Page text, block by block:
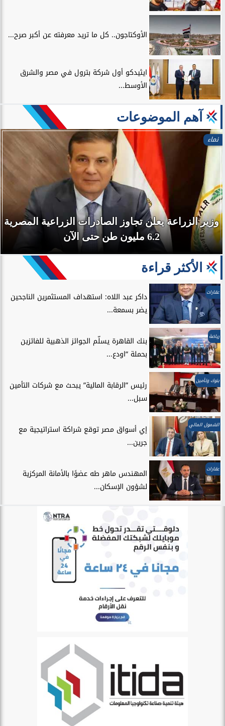
الأوكتاجون.. كل ما تريد معرفته عن أكبر صرح...
ايثيدكو أول شركة بترول في مصر والشرق
الأوسط...
آهم الموضوعات
نماء
وزير الزراعة يعلن تجاوز الصادرات الزراعية المصرية
6.2 مليون طن حتى الآن
الأكثر قراءة
عقارات
داكر عبد اللاه: استهداف المستثمرين الناجحين
يضر بسمعة...
رياضة
بنك القاهرة يسلّم الجوائز الذهبية للفائزين
بحملة “اودع...
بنوك وتأمين
رئيس ”الرقابة المالية” يبحث مع شركات التأمين
سبل...
الشمول المالي
إي أسواق مصر توقع شراكة استراتيجية مع
جرين...
عقارات
المهندس ماهر طه عضوًا بالأمانة المركزية
لشؤون الإسكان...